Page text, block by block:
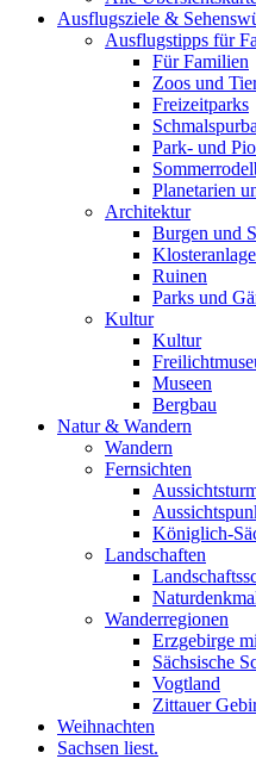
Ausflugsziele &
Ausflugstipps für
Für Familien
Zoos und
Freizeitparks
Park- und
Planetarien
Architektur
Burgen und
Ruinen
Parks und
Kultur
Kultur
Museen
Bergbau
Natur & Wandern
Wandern
Fernsichten
Königlich-
Landschaften
Wanderregionen
Erzgebirge
Sächsische
Vogtland
Zittauer
Weihnachten
Sachsen liest.